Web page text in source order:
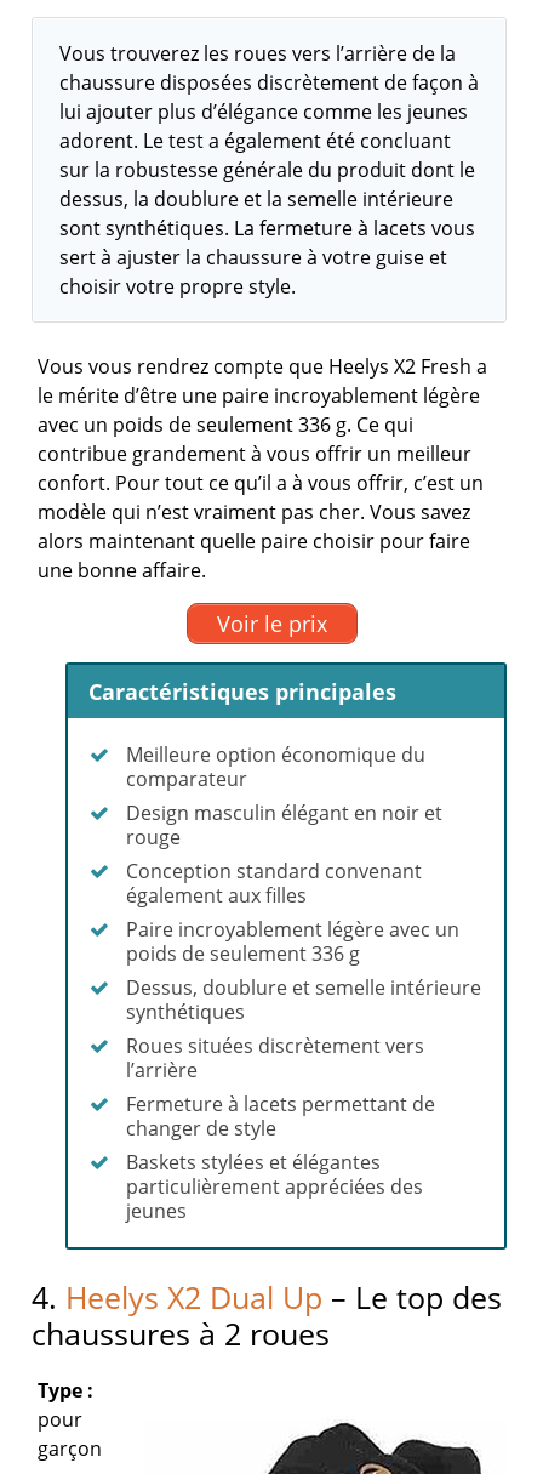
Vous trouverez les roues vers l’arrière de la
chaussure disposées discrètement de façon à
lui ajouter plus d’élégance comme les jeunes
adorent. Le test a également été concluant
sur la robustesse générale du produit dont le
dessus, la doublure et la semelle intérieure
sont synthétiques. La fermeture à lacets vous
sert à ajuster la chaussure à votre guise et
choisir votre propre style.
Vous vous rendrez compte que Heelys X2 Fresh a
le mérite d’être une paire incroyablement légère
avec un poids de seulement 336 g. Ce qui
contribue grandement à vous offrir un meilleur
confort. Pour tout ce qu’il a à vous offrir, c’est un
modèle qui n’est vraiment pas cher. Vous savez
alors maintenant quelle paire choisir pour faire
une bonne affaire.
Voir le prix
Caractéristiques principales
Meilleure option économique du
comparateur
Design masculin élégant en noir et
rouge
Conception standard convenant
également aux filles
Paire incroyablement légère avec un
poids de seulement 336 g
Dessus, doublure et semelle intérieure
synthétiques
Roues situées discrètement vers
l’arrière
Fermeture à lacets permettant de
changer de style
Baskets stylées et élégantes
particulièrement appréciées des
jeunes
4. Heelys X2 Dual Up – Le top des
chaussures à 2 roues
Type :
pour
garçon